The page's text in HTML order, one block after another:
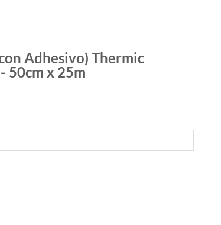
Adhesivo) Thermic
50cm x 25m